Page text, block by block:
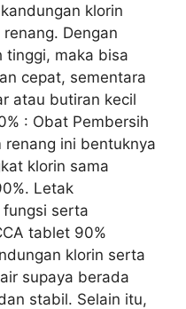
klorin
Dengan
tinggi, maka bisa
cepat, sementara
atau butiran kecil
: Obat Pembersih
ini bentuknya
klorin sama
Letak
serta
tablet 90%
klorin serta
supaya berada
stabil. Selain itu,